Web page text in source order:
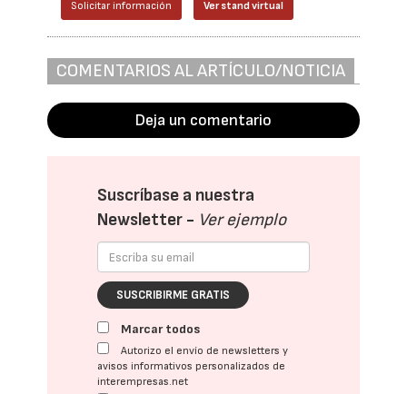
Solicitar información Ver stand virtual
COMENTARIOS AL ARTÍCULO/NOTICIA
Deja un comentario
Suscríbase a nuestra
Newsletter - Ver ejemplo
SUSCRIBIRME GRATIS
Marcar todos
Autorizo el envío de newsletters y
avisos informativos personalizados de
interempresas.net